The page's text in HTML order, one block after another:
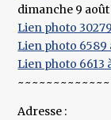
dimanche 9 août
Lien photo
Lien photo 6589
Lien photo 6613
~~~~~~~~~~~~~
Adresse :